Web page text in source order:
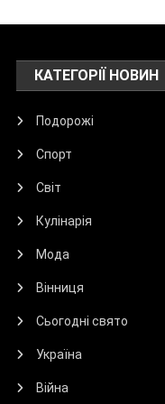
КАТЕГОРІЇ НОВИН
Подорожі
Спорт
Світ
Кулінарія
Мода
Вінниця
Сьогодні свято
Україна
Війна